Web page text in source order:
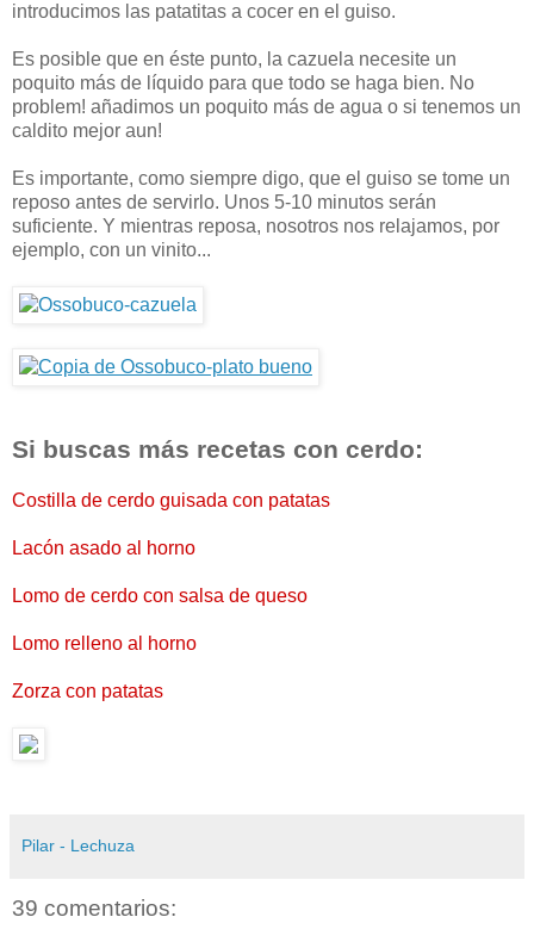
introducimos las patatitas a cocer en el guiso.
Es posible que en éste punto, la cazuela necesite un
poquito más de líquido para que todo se haga bien. No
problem! añadimos un poquito más de agua o si tenemos un
caldito mejor aun!
Es importante, como siempre digo, que el guiso se tome un
reposo antes de servirlo. Unos 5-10 minutos serán
suficiente. Y mientras reposa, nosotros nos relajamos, por
ejemplo, con un vinito...
Si buscas más recetas con cerdo:
Costilla de cerdo guisada con patatas
Lacón asado al horno
Lomo de cerdo con salsa de queso
Lomo relleno al horno
Zorza con patatas
Pilar - Lechuza
39 comentarios: